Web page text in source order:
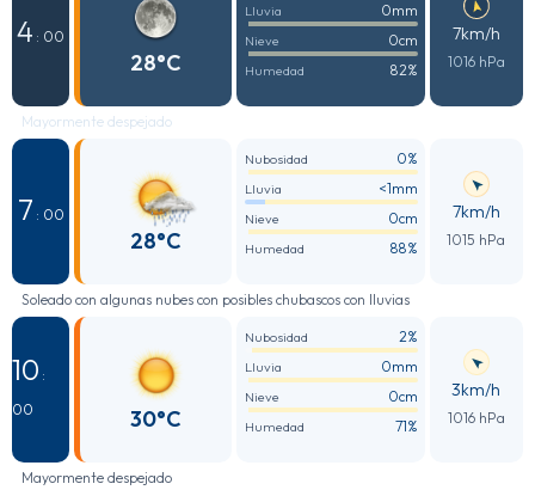
4 : 00
28°C
Lluvia 0mm
Nieve 0cm
Humedad 82%
7km/h
1016 hPa
Mayormente despejado
7 : 00
28°C
Nubosidad 0%
Lluvia <1mm
Nieve 0cm
Humedad 88%
7km/h
1015 hPa
Soleado con algunas nubes con posibles chubascos con lluvias
10 :
00
30°C
Nubosidad 2%
Lluvia 0mm
Nieve 0cm
Humedad 71%
3km/h
1016 hPa
Mayormente despejado